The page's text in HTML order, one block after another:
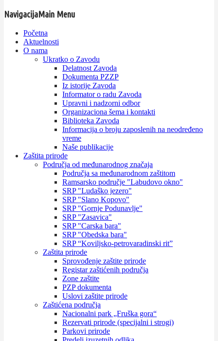
NavigacijaMain Menu
Početna
Aktuelnosti
O nama
Ukratko o Zavodu
Delatnost Zavoda
Dokumenta PZZP
Iz istorije Zavoda
Informator o radu Zavoda
Upravni i nadzorni odbor
Organizaciona šema i kontakti
Biblioteka Zavoda
Informacija o broju zaposlenih na neodređeno
vreme
Naše publikacije
Zaštita prirode
Područja od međunarodnog značaja
Područja sa međunarodnom zaštitom
Ramsarsko područje "Labudovo okno"
SRP "Ludaško jezero"
SRP "Slano Kopovo"
SRP "Gornje Podunavlje"
SRP "Zasavica"
SRP "Carska bara"
SRP "Obedska bara"
SRP “Koviljsko-petrovaradinski rit”
Zaštita prirode
Sprovođenje zaštite prirode
Registar zaštićenih područja
Zone zaštite
PZP dokumenta
Uslovi zaštite prirode
Zaštićena područja
Nacionalni park „Fruška gora“
Rezervati prirode (specijalni i strogi)
Parkovi prirode